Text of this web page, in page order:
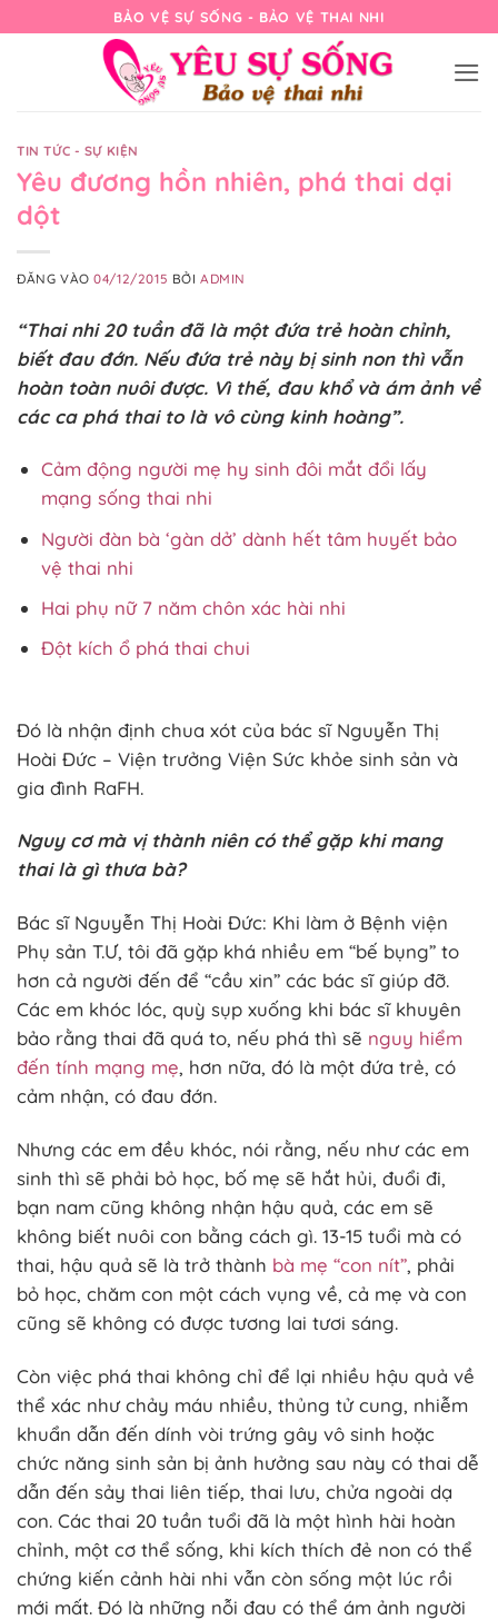
BẢO VỆ SỰ SỐNG - BẢO VỆ THAI NHI
TIN TỨC - SỰ KIỆN
Yêu đương hồn nhiên, phá thai dại
dột
ĐĂNG VÀO04/12/2015 BỞIADMIN
“Thai nhi 20 tuần đã là một đứa trẻ hoàn chỉnh,
biết đau đớn. Nếu đứa trẻ này bị sinh non thì vẫn
hoàn toàn nuôi được. Vì thế, đau khổ và ám ảnh về
các ca phá thai to là vô cùng kinh hoàng”.
Cảm động người mẹ hy sinh đôi mắt đổi lấy
mạng sống thai nhi
Người đàn bà ‘gàn dở’ dành hết tâm huyết bảo
vệ thai nhi
Hai phụ nữ 7 năm chôn xác hài nhi
Đột kích ổ phá thai chui
Đó là nhận định chua xót của bác sĩ Nguyễn Thị
Hoài Đức – Viện trưởng Viện Sức khỏe sinh sản và
gia đình RaFH.
Nguy cơ mà vị thành niên có thể gặp khi mang
thai là gì thưa bà?
Bác sĩ Nguyễn Thị Hoài Đức: Khi làm ở Bệnh viện
Phụ sản T.Ư, tôi đã gặp khá nhiều em “bế bụng” to
hơn cả người đến để “cầu xin” các bác sĩ giúp đỡ.
Các em khóc lóc, quỳ sụp xuống khi bác sĩ khuyên
bảo rằng thai đã quá to, nếu phá thì sẽ nguy hiểm
đến tính mạng mẹ, hơn nữa, đó là một đứa trẻ, có
cảm nhận, có đau đớn.
Nhưng các em đều khóc, nói rằng, nếu như các em
sinh thì sẽ phải bỏ học, bố mẹ sẽ hắt hủi, đuổi đi,
bạn nam cũng không nhận hậu quả, các em sẽ
không biết nuôi con bằng cách gì. 13-15 tuổi mà có
thai, hậu quả sẽ là trở thành bà mẹ “con nít”, phải
bỏ học, chăm con một cách vụng về, cả mẹ và con
cũng sẽ không có được tương lai tươi sáng.
Còn việc phá thai không chỉ để lại nhiều hậu quả về
thể xác như chảy máu nhiều, thủng tử cung, nhiễm
khuẩn dẫn đến dính vòi trứng gây vô sinh hoặc
chức năng sinh sản bị ảnh hưởng sau này có thai dễ
dẫn đến sảy thai liên tiếp, thai lưu, chửa ngoài dạ
con. Các thai 20 tuần tuổi đã là một hình hài hoàn
chỉnh, một cơ thể sống, khi kích thích đẻ non có thể
chứng kiến cảnh hài nhi vẫn còn sống một lúc rồi
mới mất. Đó là những nỗi đau có thể ám ảnh người